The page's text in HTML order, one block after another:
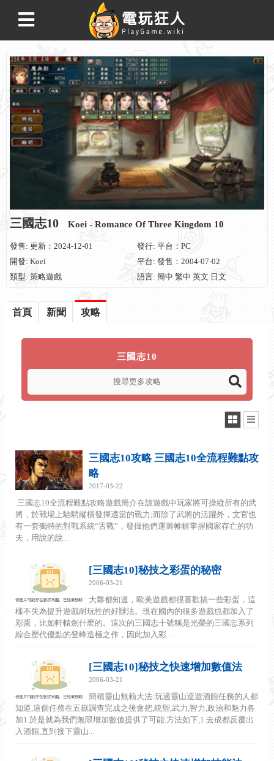
三國志10 Koei - Romance Of Three Kingdom 10
發售: 更新：2024-12-01
發行: 平台：PC
開發: Koei
平台: 發售：2004-07-02
類型: 策略遊戲
語言: 簡中 繁中 英文 日文
首頁 新聞 攻略
三國志10
三國志10攻略 三國志10全流程難點攻
略
2017-03-22
三國志10全流程難點攻略遊戲簡介在該遊戲中玩家將可操縱所有的武
將，於戰場上馳騁縱橫發揮適當的戰力;而除了武將的活躍外，文官也
有一套獨特的對戰系統“舌戰”，發揮他們運籌帷幄掌握國家存亡的功
夫，用說的說...
[三國志10]秘技之彩蛋的秘密
2006-03-21
大夥都知道，歐美遊戲都很喜歡搞一些彩蛋，這
樣不失為提升遊戲耐玩性的好辦法。現在國內的很多遊戲也都加入了
彩蛋，比如軒轅劍什麽的。這次的三國志十號稱是光榮的三國志系列
綜合歷代優點的登峰造極之作，因此加入彩...
[三國志10]秘技之快速增加數值法
2006-03-21
簡稱靈山無賴大法:玩過靈山巡遊酒館任務的人都
知道,這個任務在五嶽調查完成之後會把,統禦,武力,智力,政治和魅力各
加1.於是就為我們無限增加數值提供了可能.方法如下,1.去成都反覆出
入酒館,直到接下靈山...